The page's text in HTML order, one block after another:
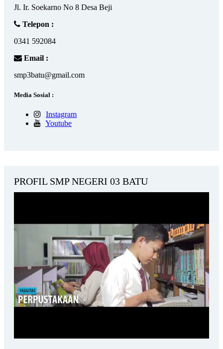
Jl. Ir. Soekarno No 8 Desa Beji
Telepon :
0341 592084
Email :
smp3batu@gmail.com
Media Sosial :
Instagram
Youtube
PROFIL SMP NEGERI 03 BATU